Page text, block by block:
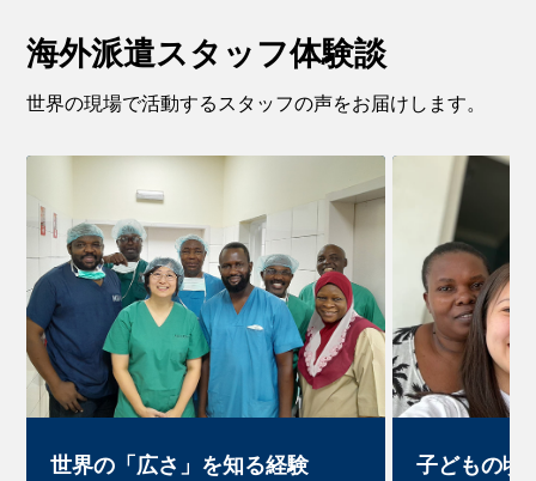
海外派遣スタッフ体験談
世界の現場で活動するスタッフの声をお届けします。
世界の「広さ」を知る経験
子どもの頃